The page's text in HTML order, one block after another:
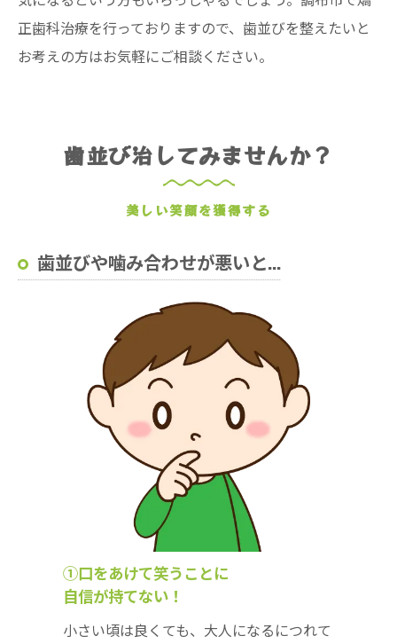
正歯科治療を行っておりますので、歯並びを整えたいと
お考えの方はお気軽にご相談ください。
歯並び治してみませんか？
美しい笑顔を獲得する
歯並びや噛み合わせが悪いと...
①口をあけて笑うことに
自信が持てない！
小さい頃は良くても、大人になるにつれて